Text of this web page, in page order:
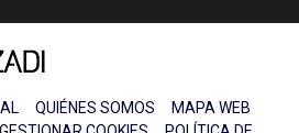
QUIÉNES SOMOS
MAPA WEB